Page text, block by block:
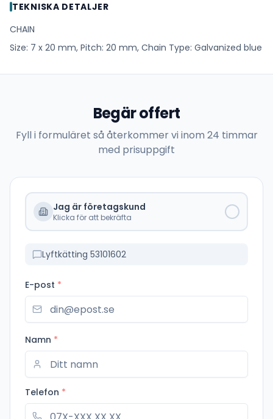
TEKNISKA DETALJER
CHAIN
Size: 7 x 20 mm, Pitch: 20 mm, Chain Type: Galvanized blue
Begär offert
Fyll i formuläret så återkommer vi inom 24 timmar
med prisuppgift
Jag är företagskund
Klicka för att bekräfta
Lyftkätting 53101602
E-post *
Namn *
Telefon *